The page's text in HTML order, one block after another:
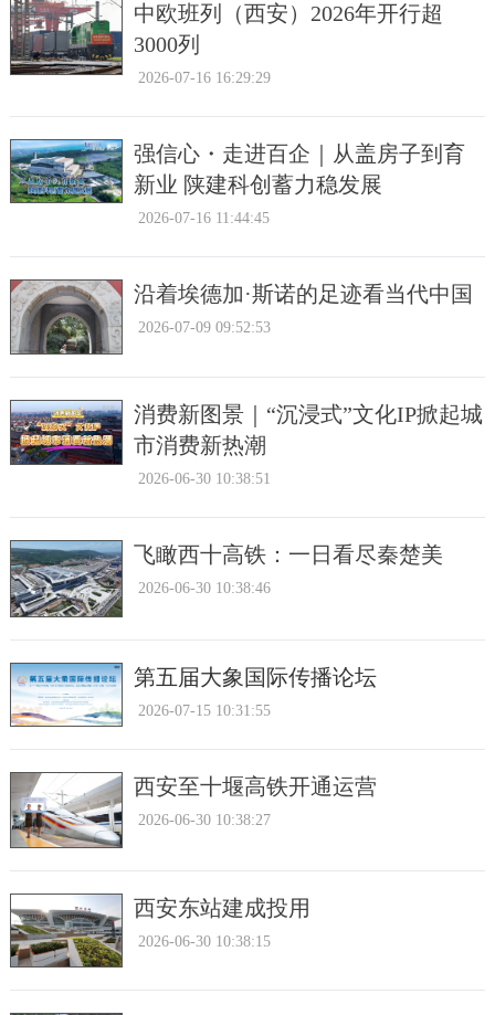
中欧班列（西安）2026年开行超
3000列
2026-07-16 16:29:29
强信心・走进百企｜从盖房子到育
新业 陕建科创蓄力稳发展
2026-07-16 11:44:45
沿着埃德加·斯诺的足迹看当代中国
2026-07-09 09:52:53
消费新图景｜“沉浸式”文化IP掀起城
市消费新热潮
2026-06-30 10:38:51
飞瞰西十高铁：一日看尽秦楚美
2026-06-30 10:38:46
第五届大象国际传播论坛
2026-07-15 10:31:55
西安至十堰高铁开通运营
2026-06-30 10:38:27
西安东站建成投用
2026-06-30 10:38:15